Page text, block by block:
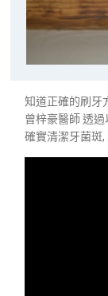
知道正確的刷牙
曾梓豪醫師 透過
確實清潔牙菌斑,